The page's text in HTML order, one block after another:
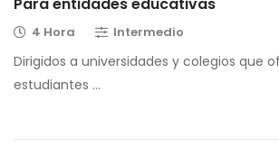
4 Hora Intermedio
Dirigidos a universidades y colegios que
estudiantes …